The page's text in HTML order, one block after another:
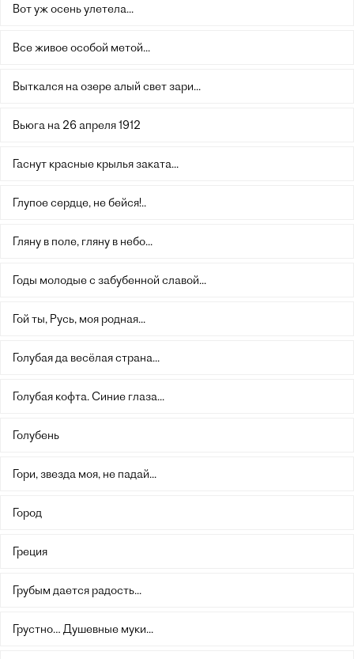
Вот уж осень улетела...
Все живое особой метой...
Выткался на озере алый свет зари...
Вьюга на 26 апреля 1912
Гаснут красные крылья заката...
Глупое сердце, не бейся!..
Гляну в поле, гляну в небо...
Годы молодые с забубенной славой...
Гой ты, Русь, моя родная...
Голубая да весёлая страна...
Голубая кофта. Синие глаза...
Голубень
Гори, звезда моя, не падай...
Город
Греция
Грубым дается радость...
Грустно… Душевные муки...